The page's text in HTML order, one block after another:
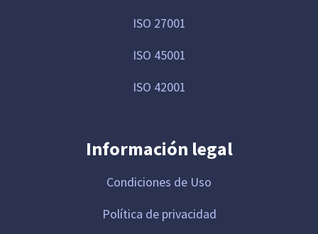
ISO 27001
ISO 45001
ISO 42001
Información legal
Condiciones de Uso
Política de privacidad